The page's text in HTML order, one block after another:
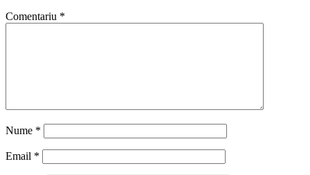
Comentariu *
Nume *
Email *